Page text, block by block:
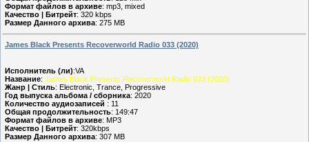
Формат файлов в архиве: mp3, mixed
Качество | Битрейт: 320 kbps
Размер Данного архива: 275 MB
James Black Presents Recoverworld Radio 033 (2020)
Исполнитель (ли):VA
Название: James Black Presents Recoverworld Radio 033 (2020)
Жанр | Стиль: Electronic, Trance, Progressive
Год выпуска альбома / сборника: 2020
Количество аудиозаписей : 11
Общая продолжительность: 149:47
Формат файлов в архиве: MP3
Качество | Битрейт: 320kbps
Размер Данного архива: 307 MB